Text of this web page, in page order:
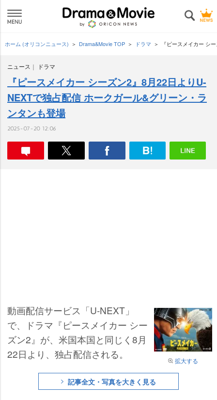
ホーム (オリコンニュース) Drama&Movie TOP ドラマ 『ピースメイカー シ
ニュース ドラマ
『ピースメイカー シーズン2』8月22日よりU-
NEXTで独占配信 ホークガール&グリーン・ラ
ンタンも登場
2025-07-20 12:06
拡大する
動画配信サービス「U-NEXT」
で、ドラマ『ピースメイカー シー
ズン2』が、米国本国と同じく8月
22日より、独占配信される。
記事全文・写真を大きく見る